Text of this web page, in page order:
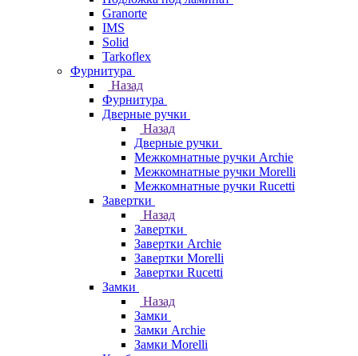
Granorte
IMS
Solid
Tarkoflex
Фурнитура
Назад
Фурнитура
Дверные ручки
Назад
Дверные ручки
Межкомнатные ручки Archie
Межкомнатные ручки Morelli
Межкомнатные ручки Rucetti
Завертки
Назад
Завертки
Завертки Archie
Завертки Morelli
Завертки Rucetti
Замки
Назад
Замки
Замки Archie
Замки Morelli